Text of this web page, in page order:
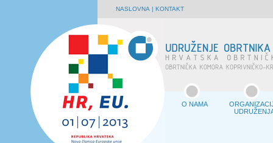
NASLOVNA | KONTAKT
O NAMA